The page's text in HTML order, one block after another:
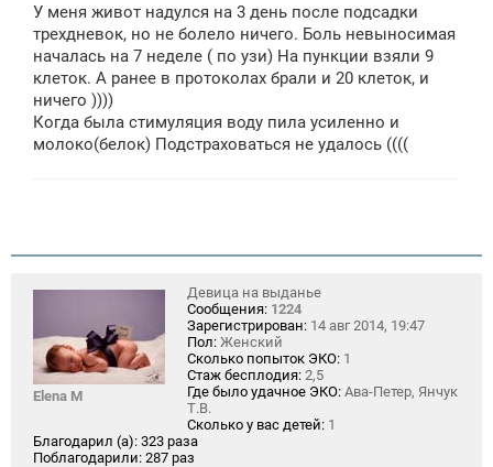
б
щ
н
и
У меня живот надулся на 3 день после подсадки
трехдневок, но не болело ничего. Боль невыносимая
началась на 7 неделе ( по узи) На пункции взяли 9
клеток. А ранее в протоколах брали и 20 клеток, и
ничего ))))
Когда была стимуляция воду пила усиленно и
молоко(белок) Подстраховаться не удалось ((((
Elena M
Девица на выданье
Сообщения: 1224
Зарегистрирован: 14 авг 2014, 19:47
Пол: Женский
Сколько попыток ЭКО: 1
Стаж бесплодия: 2,5
Где было удачное ЭКО: Ава-Петер, Янчук
Т.В.
Сколько у вас детей: 1
Благодарил (а): 323 раза
Поблагодарили: 287 раз